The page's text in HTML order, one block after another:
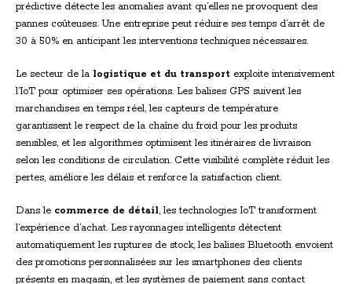
prédictive détecte les anomalies avant qu’elles ne provoquent des
pannes coûteuses. Une entreprise peut réduire ses temps d’arrêt de
30 à 50% en anticipant les interventions techniques nécessaires.
Le secteur de la logistique et du transport exploite intensivement
l’IoT pour optimiser ses opérations. Les balises GPS suivent les
marchandises en temps réel, les capteurs de température
garantissent le respect de la chaîne du froid pour les produits
sensibles, et les algorithmes optimisent les itinéraires de livraison
selon les conditions de circulation. Cette visibilité complète réduit les
pertes, améliore les délais et renforce la satisfaction client.
Dans le commerce de détail, les technologies IoT transforment
l’expérience d’achat. Les rayonnages intelligents détectent
automatiquement les ruptures de stock, les balises Bluetooth envoient
des promotions personnalisées sur les smartphones des clients
présents en magasin, et les systèmes de paiement sans contact